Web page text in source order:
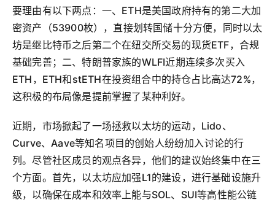
要理由有以下两点：一、ETH是美国政府持有的第二大加
密资产（53900枚），直接划转国储十分方便，同时以太
坊是继比特币之后第二个在纽交所交易的现货ETF，合规
基础完善；二、特朗普家族的WLFI近期连续多次买入
ETH，ETH和stETH在投资组合中的持仓占比高达72%，
这积极的布局像是提前掌握了某种利好。
近期，市场掀起了一场拯救以太坊的运动，Lido、
Curve、Aave等知名项目的创始人纷纷加入讨论的行
列。尽管社区成员的观点各异，他们的建议始终集中在三
个方面。首先，以太坊应加强L1的建设，进行基础设施升
级，以确保在成本和效率上能与SOL、SUI等高性能公链